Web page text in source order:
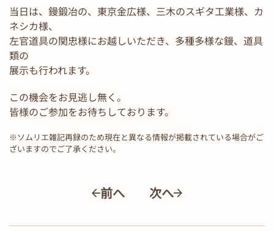
当日は、鏝鍛冶の、東京金広様、三木のスギタ工業様、カ
ネシカ様、
左官道具の関忠様にお越しいただき、多種多様な鏝、道具
類の
展示も行われます。
この機会をお見逃し無く。
皆様のご参加をお待ちしております。
※ソムリエ雑記再録のため現在と異なる情報が掲載されている場合がご
ざいますのでご了承ください。
前へ 次へ